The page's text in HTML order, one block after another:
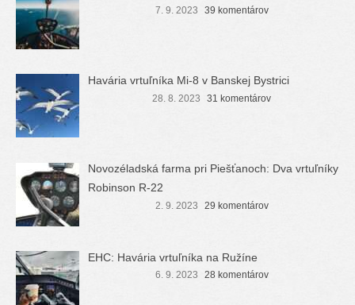
7. 9. 2023 39 komentárov
Havária vrtuľníka Mi-8 v Banskej Bystrici
28. 8. 2023 31 komentárov
Novozéladská farma pri Piešťanoch: Dva vrtuľníky
Robinson R-22
2. 9. 2023 29 komentárov
EHC: Havária vrtuľníka na Ružíne
6. 9. 2023 28 komentárov